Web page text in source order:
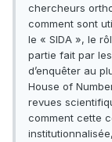
chercheurs
comment sont
le « SIDA », le
partie fait par
d’enquêter au
House of
revues
comment cette